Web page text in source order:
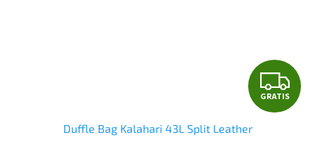
G
R
GRATIS
Duffle Bag Kalahari 43L Split Leather